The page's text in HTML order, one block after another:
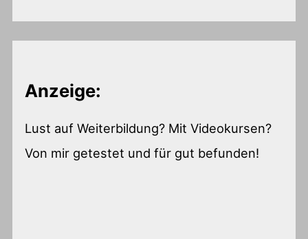
Anzeige:
Lust auf Weiterbildung? Mit Videokursen?
Von mir getestet und für gut befunden!